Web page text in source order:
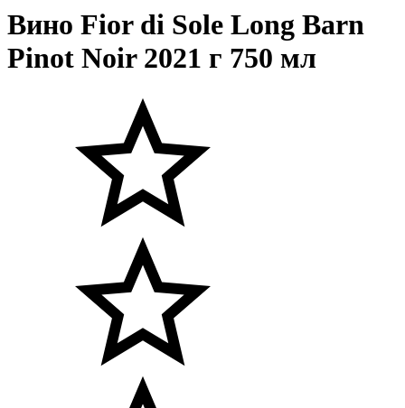
Вино Fior di Sole Long Barn
Pinot Noir 2021 г 750 мл